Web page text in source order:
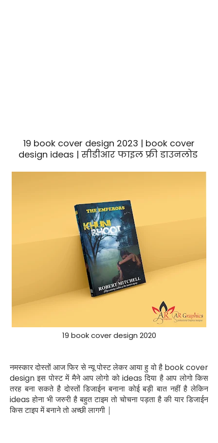
19 book cover design 2023 | book cover
design ideas | सीडीआर फाइल फ्री डाउनलोड
19 book cover design 2020
नमस्कार दोस्तों आज फिर से न्यू पोस्ट लेकर आया हु वो है book cover
designइस पोस्ट में मैने आप लोगो कोideas दिया है आप लोगो किस
तरह बना सकते है दोस्तों डिजाईन बनाना कोई बड़ी बात नहीं है लेकिन
ideas होना भी जरुरी है बहुत टाइम तो चोचना पड़ता है की यार डिजाईन
किस टाइप में बनाने तो अच्छी लागगी |